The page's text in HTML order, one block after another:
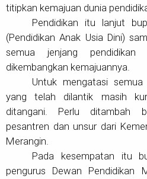
titipkan kemajuan dunia
Pendidikan itu lanjut
(Pendidikan Anak Usia Dini)
semua jenjang
dikembangkan kemajuannya.
Untuk mengatasi
yang telah dilantik masih
ditangani. Perlu ditambah
pesantren dan unsur dari
Merangin.
Pada kesempatan itu
pengurus Dewan Pendidikan